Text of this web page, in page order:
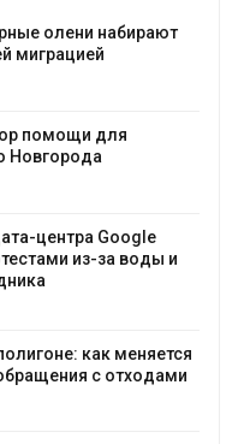
олени набирают
миграцией
помощи для
Новгорода
центра Google
из-за воды и
как меняется
с отходами